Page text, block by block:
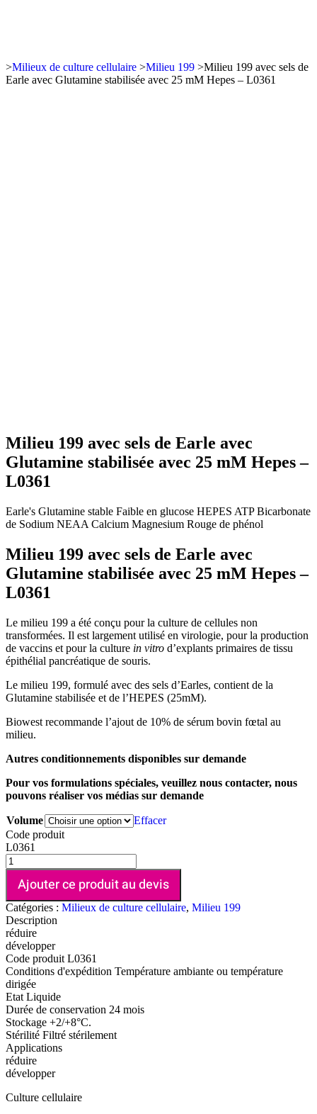
>Milieux de culture cellulaire >Milieu 199 >Milieu 199 avec sels de
Earle avec Glutamine stabilisée avec 25 mM Hepes – L0361
Milieu 199 avec sels de Earle avec
Glutamine stabilisée avec 25 mM Hepes –
L0361
Earle's Glutamine stable Faible en glucose HEPES ATP Bicarbonate
de Sodium NEAA Calcium Magnesium Rouge de phénol
Milieu 199 avec sels de Earle avec
Glutamine stabilisée avec 25 mM Hepes –
L0361
Le milieu 199 a été conçu pour la culture de cellules non
transformées. Il est largement utilisé en virologie, pour la production
de vaccins et pour la culture in vitro d’explants primaires de tissu
épithélial pancréatique de souris.
Le milieu 199, formulé avec des sels d’Earles, contient de la
Glutamine stabilisée et de l’HEPES (25mM).
Biowest recommande l’ajout de 10% de sérum bovin fœtal au
milieu.
Autres conditionnements disponibles sur demande
Pour vos formulations spéciales, veuillez nous contacter, nous
pouvons réaliser vos médias sur demande
Volume
Effacer
Code produit
L0361
Ajouter ce produit au devis
Catégories : Milieux de culture cellulaire, Milieu 199
Description
réduire
développer
Code produit L0361
Conditions d'expédition Température ambiante ou température
dirigée
Etat Liquide
Durée de conservation 24 mois
Stockage +2/+8°C.
Stérilité Filtré stérilement
Applications
réduire
développer
Culture cellulaire